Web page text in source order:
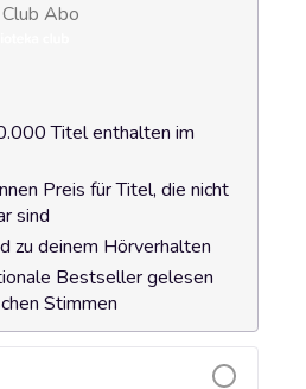
Abo
Titel enthalten im
Preis für Titel, die nicht
sind
zu deinem Hörverhalten
Bestseller gelesen
Stimmen